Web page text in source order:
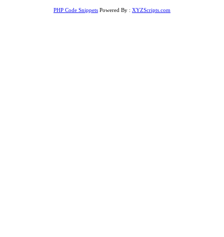
PHP Code Snippets Powered By : XYZScripts.com